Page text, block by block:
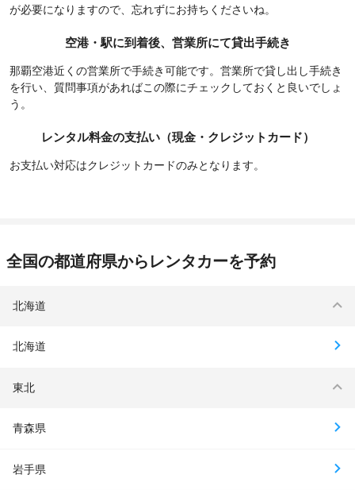
が必要になりますので、忘れずにお持ちくださいね。
空港・駅に到着後、営業所にて貸出手続き
那覇空港近くの営業所で手続き可能です。営業所で貸し出し手続き
を行い、質問事項があればこの際にチェックしておくと良いでしょ
う。
レンタル料金の支払い（現金・クレジットカード）
お支払い対応はクレジットカードのみとなります。
全国の都道府県からレンタカーを予約
北海道
北海道
東北
青森県
岩手県